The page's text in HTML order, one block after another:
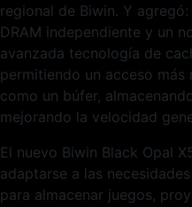
regional de Biwin. Y
DRAM independiente y un
avanzada tecnología de
permitiendo un acceso
como un búfer,
mejorando la velocidad
El nuevo Biwin Black Opal
adaptarse a las
para almacenar juegos,